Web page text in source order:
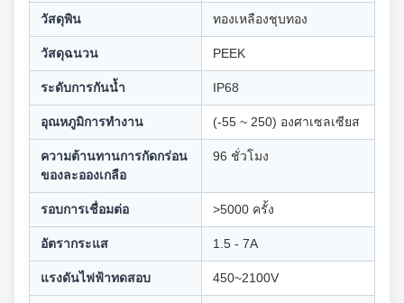
วัสดุพิน ทองเหลืองชุบทอง
วัสดุฉนวน PEEK
ระดับการกันน้ำ IP68
อุณหภูมิการทำงาน (-55 ~ 250) องศาเซลเซียส
ความต้านทานการกัดกร่อน
ของละอองเกลือ
96 ชั่วโมง
รอบการเชื่อมต่อ >5000 ครั้ง
อัตรากระแส 1.5 - 7A
แรงดันไฟฟ้าทดสอบ 450~2100V